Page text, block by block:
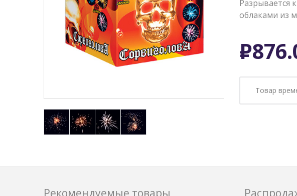
Разрывается
облаками из
Р
Товар
Рекомендуемые товары